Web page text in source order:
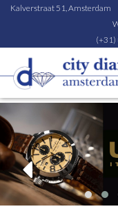
Kalverstraat 51, Amsterdam
(+31)